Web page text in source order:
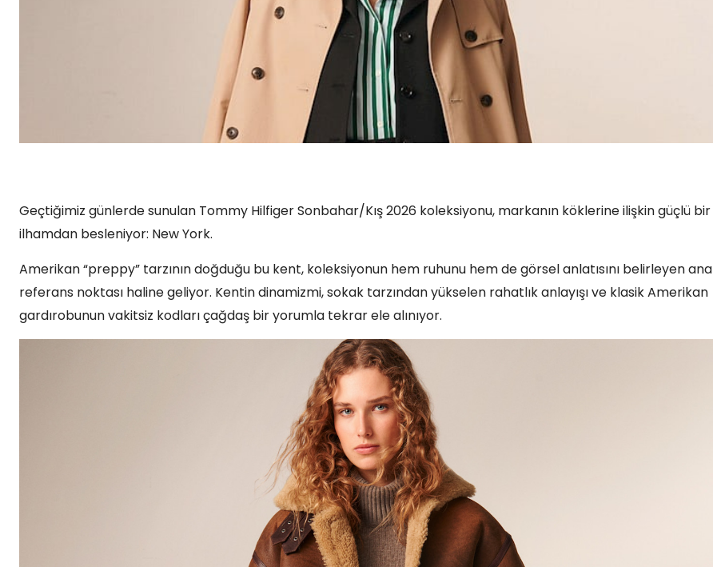
Geçtiğimiz günlerde sunulan Tommy Hilfiger Sonbahar/Kış 2026 koleksiyonu, markanın köklerine ilişkin güçlü bir
ilhamdan besleniyor: New York.
Amerikan “preppy” tarzının doğduğu bu kent, koleksiyonun hem ruhunu hem de görsel anlatısını belirleyen ana
referans noktası haline geliyor. Kentin dinamizmi, sokak tarzından yükselen rahatlık anlayışı ve klasik Amerikan
gardırobunun vakitsiz kodları çağdaş bir yorumla tekrar ele alınıyor.